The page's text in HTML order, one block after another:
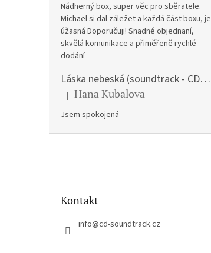
Nádherný box, super věc pro sběratele.
Michael si dal záležet a každá část boxu, je
úžasná Doporučuji! Snadné objednaní,
skvělá komunikace a přiměřeně rychlé
dodání
Láska nebeská (soundtrack - CD) Love Actually
Hodnocení produktu je 5 z 5 hvězdiček.
| Hana Kubalova
Jsem spokojená
Kontakt
info@cd-soundtrack.cz